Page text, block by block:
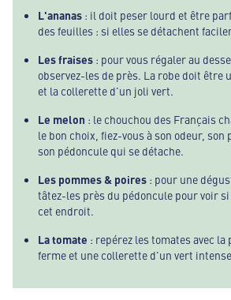
L'ananas : il doit peser lourd et être
des feuilles : si elles se détachent
Les fraises : pour vous régaler au
observez-les de près. La robe doit
et la collerette d'un joli vert.
Le melon : le chouchou des Français
le bon choix, fiez-vous à son odeur, son
son pédoncule qui se détache.
Les pommes & poires : pour une
tâtez-les près du pédoncule pour voir
cet endroit.
La tomate : repérez les tomates avec la
ferme et une collerette d'un vert